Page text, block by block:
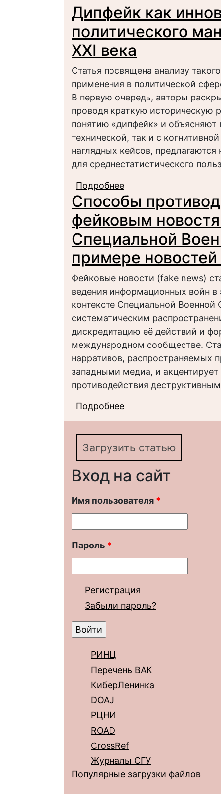
Дипфейк как
политического
XXI века
Статья посвящена анализу
применения в политической
В первую очередь, авторы
проводя краткую историческую
понятию «дипфейк» и объясняют
технической, так и с
наглядных кейсов,
для среднестатистического
Подробнее
манипулирования в
Способы
фейковым
Специальной
примере
Фейковые новости (fake news)
ведения информационных войн
контексте Специальной
систематическим
дискредитацию её действий и
международном сообществе.
нарративов, распространяемых
западными медиа, и
противодействия
Подробнее
условиях
из Украины)
Загрузить статью
Вход на сайт
Имя пользователя *
Пароль *
Регистрация
Забыли пароль?
РИНЦ
Перечень ВАК
КиберЛенинка
DOAJ
РЦНИ
ROAD
CrossRef
Журналы СГУ
Популярные загрузки файлов